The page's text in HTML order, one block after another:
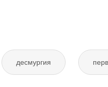
десмургия